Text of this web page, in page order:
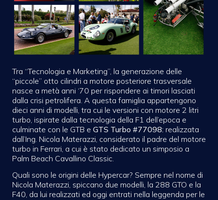
Tra “Tecnologia e Marketing”, la generazione delle
“piccole” otto cilindri a motore posteriore trasversale
nasce a metà anni ‘70 per rispondere ai timori lasciati
dalla crisi petrolifera. A questa famiglia appartengono
dieci anni di modelli, tra cui le versioni con motore 2 litri
turbo, ispirate dalla tecnologia della F1 dell’epoca e
culminate con le GTB e GTS Turbo #77098: realizzata
dall’Ing. Nicola Materazzi, considerato il padre del motore
turbo in Ferrari, a cui è stato dedicato un simposio a
Palm Beach Cavallino Classic.
Quali sono le origini delle Hypercar? Sempre nel nome di
Nicola Materazzi, spiccano due modelli, la 288 GTO e la
F40, da lui realizzati ed oggi entrati nella leggenda per le